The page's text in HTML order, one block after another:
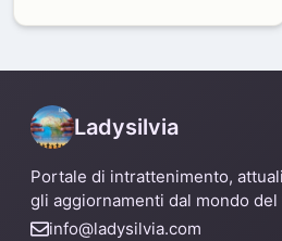
Ladysilvia
Portale di intrattenimento,
gli aggiornamenti dal mondo
info@ladysilvia.com